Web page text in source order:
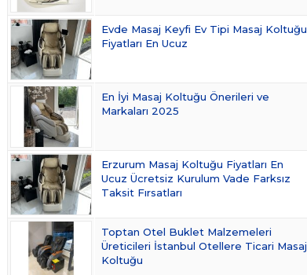
Evde Masaj Keyfi Ev Tipi Masaj Koltuğu
Fiyatları En Ucuz
En İyi Masaj Koltuğu Önerileri ve
Markaları 2025
Erzurum Masaj Koltuğu Fiyatları En
Ucuz Ücretsiz Kurulum Vade Farksız
Taksit Fırsatları
Toptan Otel Buklet Malzemeleri
Üreticileri İstanbul Otellere Ticari Masaj
Koltuğu